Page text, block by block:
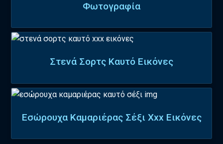
Φωτογραφία
Στενά Σορτς Καυτό Εικόνες
Εσώρουχα Καμαριέρας Σέξι Xxx Εικόνες